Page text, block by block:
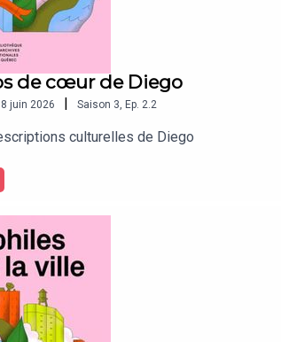
de cœur de Diego
8 juin 2026 | Saison 3 Ep. 2.2
culturelles de Diego